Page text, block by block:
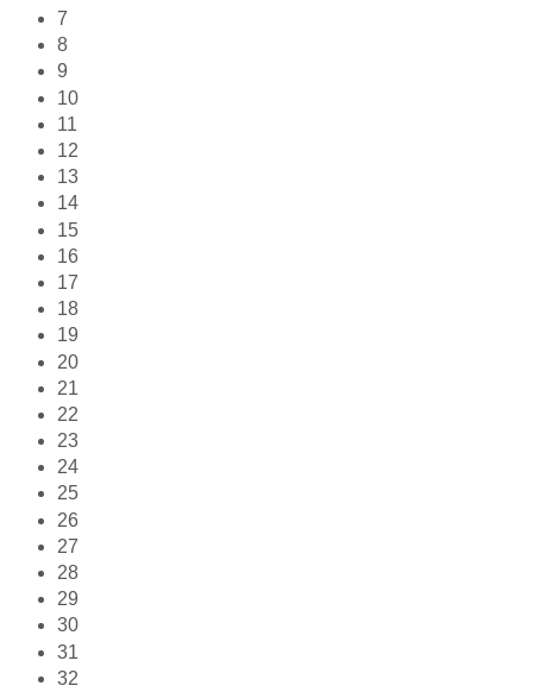
7
8
9
10
11
12
13
14
15
16
17
18
19
20
21
22
23
24
25
26
27
28
29
30
31
32